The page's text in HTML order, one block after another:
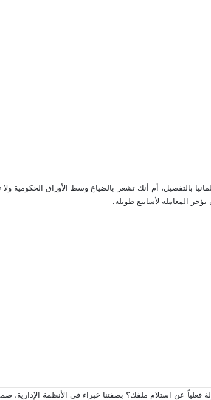
بالتفصيل، أم أنك تشعر بالضياع وسط الأوراق الحكومية
المعاملة لأسابيع طويلة.
فعلياً عن استلام ملفك؟ بصفتنا خبراء في الأنظمة